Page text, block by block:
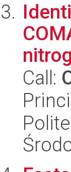
Call: